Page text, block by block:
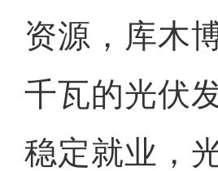
资源，库木
千瓦的光伏
稳定就业，